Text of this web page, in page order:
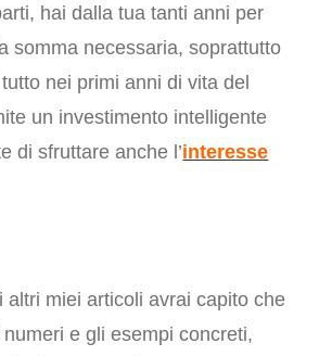
hai dalla tua tanti anni per
somma necessaria, soprattutto
nei primi anni di vita del
un investimento intelligente
di sfruttare anche l’interesse
altri miei articoli avrai capito che
e gli esempi concreti,